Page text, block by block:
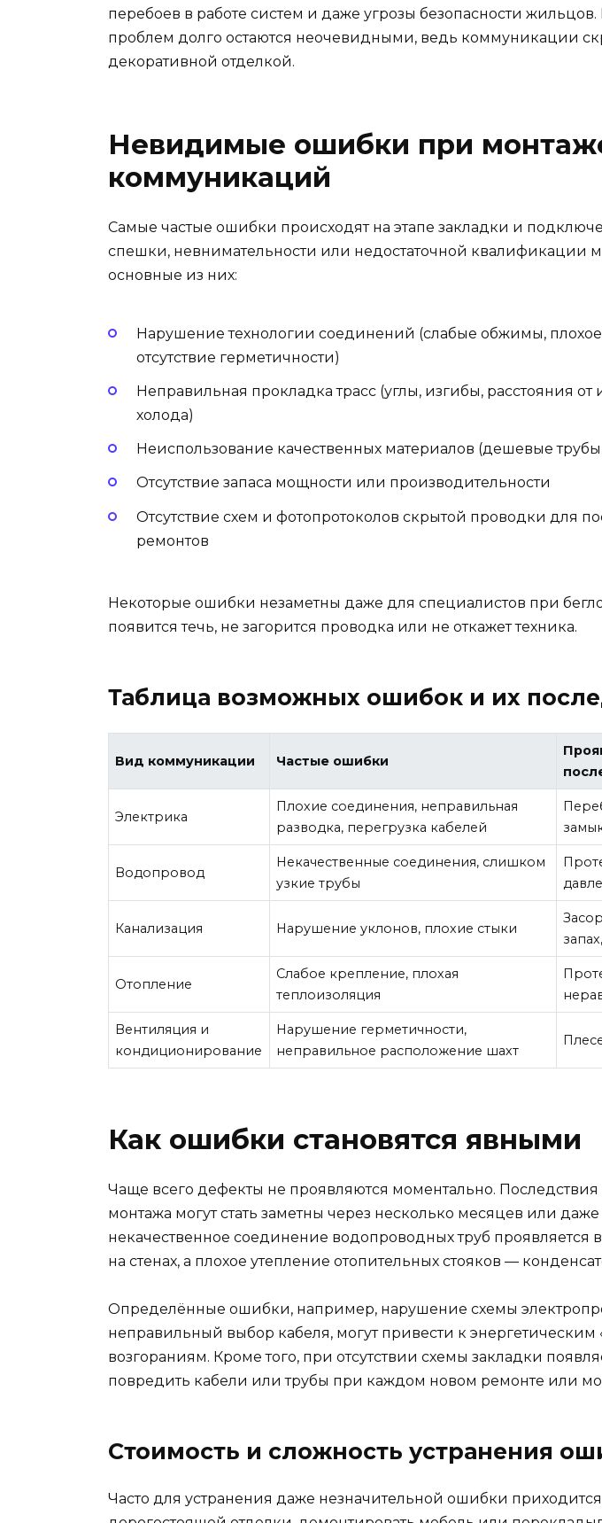
перебоев в работе систем и даже угрозы безопасности
проблем долго остаются неочевидными, ведь коммуникации
декоративной отделкой.
Невидимые ошибки при
коммуникаций
Самые частые ошибки происходят на этапе закладки и
спешки, невнимательности или недостаточной квалификации
основные из них:
Нарушение технологии соединений (слабые обжимы, плохое
отсутствие герметичности)
Неправильная прокладка трасс (углы, изгибы, расстояния от
холода)
Неиспользование качественных материалов (дешевые
Отсутствие запаса мощности или производительности
Отсутствие схем и фотопротоколов скрытой проводки для
ремонтов
Некоторые ошибки незаметны даже для специалистов при
появится течь, не загорится проводка или не откажет техника.
Таблица возможных ошибок и их
Вид коммуникации Частые ошибки
Электрика
Плохие соединения, неправильная
разводка, перегрузка кабелей
Водопровод
Некачественные соединения, слишком
узкие трубы
Канализация Нарушение уклонов, плохие стыки
Отопление
Слабое крепление, плохая
теплоизоляция
Вентиляция и
кондиционирование
Нарушение герметичности,
неправильное расположение шахт
Как ошибки становятся явными
Чаще всего дефекты не проявляются моментально.
монтажа могут стать заметны через несколько месяцев или
некачественное соединение водопроводных труб проявляется
на стенах, а плохое утепление отопительных стояков —
Определённые ошибки, например, нарушение схемы
неправильный выбор кабеля, могут привести к
возгораниям. Кроме того, при отсутствии схемы закладки
повредить кабели или трубы при каждом новом ремонте или
Стоимость и сложность устранения
Часто для устранения даже незначительной ошибки приходится